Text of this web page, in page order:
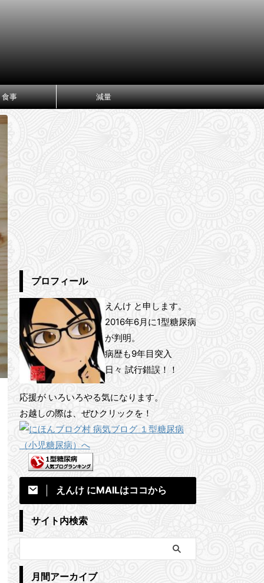
食事 減量
プロフィール
えんけ と申します。
2016年6月に1型糖尿病
が判明。
病歴も9年目突入
日々 試行錯誤！！
応援が いろいろやる気になります。
お越しの際は、ぜひクリックを！
えんけ にMAILはココから
サイト内検索
月間アーカイブ